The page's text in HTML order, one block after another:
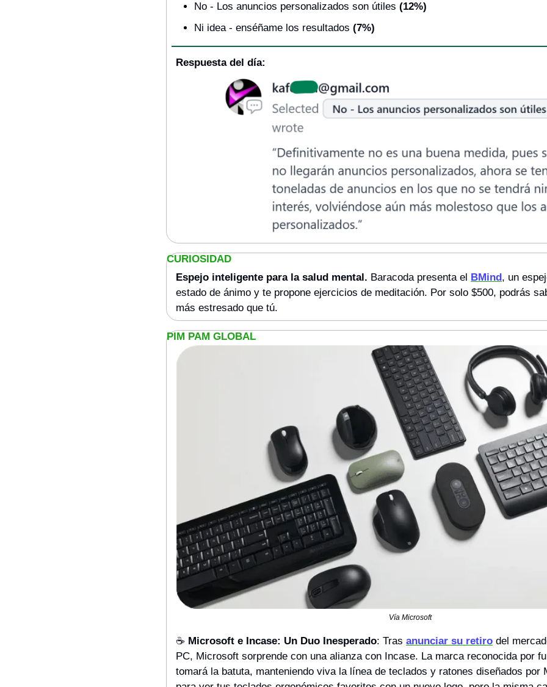
No - Los anuncios personalizados son útiles (12%)
Ni idea - enséñame los resultados (7%)
Respuesta del día:
CURIOSIDAD
Espejo inteligente para la salud mental. Baracoda presenta el BMind , un
estado de ánimo y te propone ejercicios de meditación. Por solo $500, podrás
más estresado que tú.
PIM PAM GLOBAL
Vía Microsoft
☕️ Microsoft e Incase: Un Duo Inesperado: Tras anunciar su retiro del
PC, Microsoft sorprende con una alianza con Incase. La marca reconocida por
tomará la batuta, manteniendo viva la línea de teclados y ratones diseñados por